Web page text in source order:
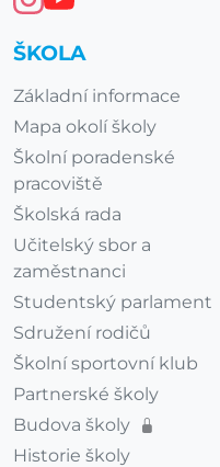
ŠKOLA
Základní informace
Mapa okolí školy
Školní poradenské
pracoviště
Školská rada
Učitelský sbor a
zaměstnanci
Studentský parlament
Sdružení rodičů
Školní sportovní klub
Partnerské školy
Budova školy
Historie školy